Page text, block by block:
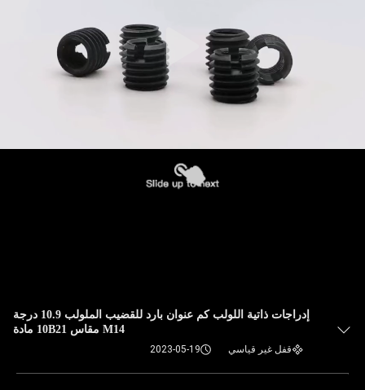
إدراجات ذاتية اللولب كم عنوان بارد للقضيب الملولب 10.9 درجة
M14 مقاس 10B21 مادة
قفل غير قياسي 2023-05-19